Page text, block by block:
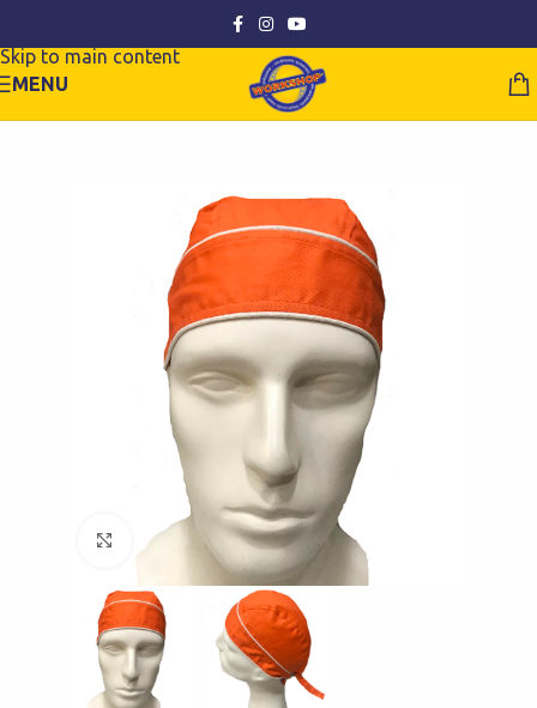
Skip to main content
MENU
Click to enlarge